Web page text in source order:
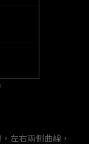
左右兩側曲線，